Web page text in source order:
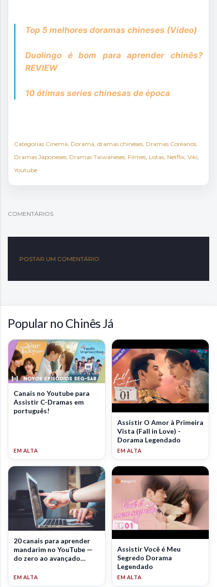
Top 5 melhores doramas chineses (Vídeo)
Duolingo é bom para aprender chinês?
REVIEW
10 ótimas series chinesas de época
Categorias Cinema Dorama dramas chineses Dramas Coreanos
Dramas Japoneses Dramas Taiwaneses Filmes Listas Netflix Viki
Youtube
COMENTÁRIOS
POSTAR UM COMENTÁRIO
Popular no Chinês Já
Canais no Youtube para
Assistir C-Dramas em
português!
Assistir O Amor à Primeira
Vista (Fall in Love) -
Dorama Legendado
20 canais para aprender
mandarim no YouTube —
do zero ao avançado
Assistir Você é Meu
Segredo Dorama
Legendado